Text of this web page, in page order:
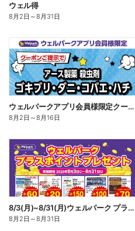
ウェル得
8月2日 ～8月31日
ウェルパークアプリ会員様限定クーポン配信中!
8月2日 ～8月16日
8/3(月)~8/31(月)ウェルパーク プラスポイントプレゼント
8月2日 ～8月31日